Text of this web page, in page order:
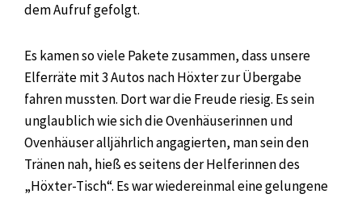
dem Aufruf gefolgt.
Es kamen so viele Pakete zusammen, dass unsere
Elferräte mit 3 Autos nach Höxter zur Übergabe
fahren mussten. Dort war die Freude riesig. Es sein
unglaublich wie sich die Ovenhäuserinnen und
Ovenhäuser alljährlich angagierten, man sein den
Tränen nah, hieß es seitens der Helferinnen des
„Höxter-Tisch“. Es war wiedereinmal eine gelungene